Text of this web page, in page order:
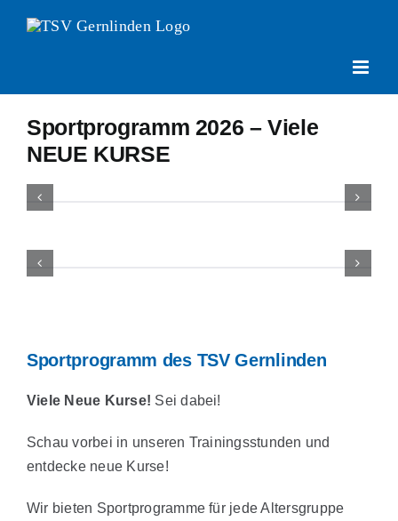
Inhalt
Sportprogramm 2026 – Viele
NEUE KURSE
Sportprogramm des TSV Gernlinden
Viele Neue Kurse! Sei dabei!
Schau vorbei in unseren Trainingsstunden und
entdecke neue Kurse!
Wir bieten Sportprogramme für jede Altersgruppe